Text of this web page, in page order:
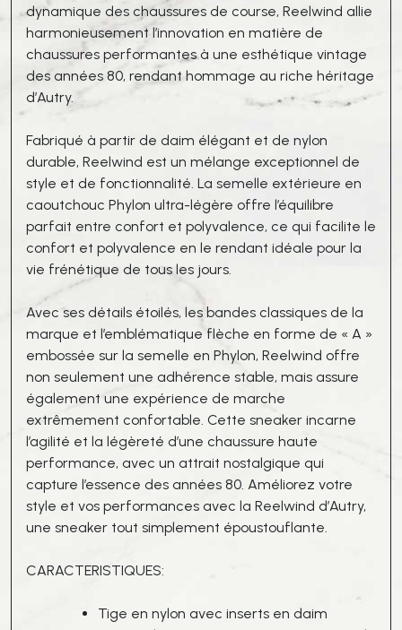
dynamique des chaussures de course, Reelwind allie
harmonieusement l’innovation en matière de
chaussures performantes à une esthétique vintage
des années 80, rendant hommage au riche héritage
d’Autry.
Fabriqué à partir de daim élégant et de nylon
durable, Reelwind est un mélange exceptionnel de
style et de fonctionnalité. La semelle extérieure en
caoutchouc Phylon ultra-légère offre l’équilibre
parfait entre confort et polyvalence, ce qui facilite le
confort et polyvalence en le rendant idéale pour la
vie frénétique de tous les jours.
Avec ses détails étoilés, les bandes classiques de la
marque et l’emblématique flèche en forme de « A »
embossée sur la semelle en Phylon, Reelwind offre
non seulement une adhérence stable, mais assure
également une expérience de marche
extrêmement confortable. Cette sneaker incarne
l’agilité et la légèreté d’une chaussure haute
performance, avec un attrait nostalgique qui
capture l’essence des années 80. Améliorez votre
style et vos performances avec la Reelwind d’Autry,
une sneaker tout simplement époustouflante.
CARACTERISTIQUES:
Tige en nylon avec inserts en daim